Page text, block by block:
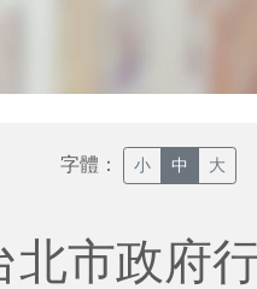
字體： 小 中 大
北市政府